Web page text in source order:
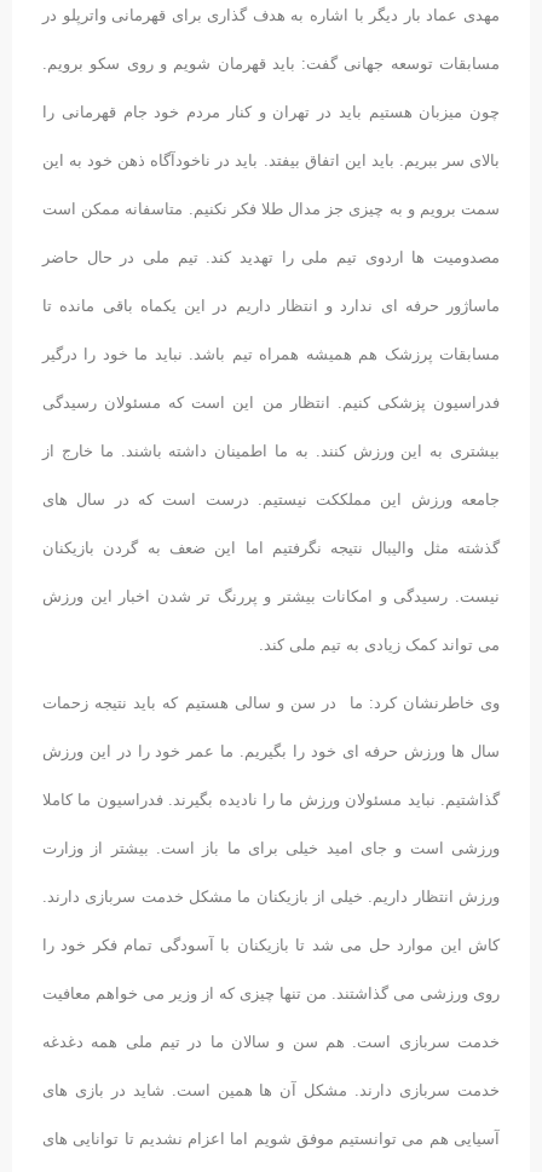
مهدی عماد بار دیگر با اشاره به هدف گذاری برای قهرمانی واترپلو در
مسابقات توسعه جهانی گفت: باید قهرمان شویم و روی سکو برویم.
چون میزبان هستیم باید در تهران و کنار مردم خود جام قهرمانی را
بالای سر ببریم. باید این اتفاق بیفتد. باید در ناخودآگاه ذهن خود به این
سمت برویم و به چیزی جز مدال طلا فکر نکنیم. متاسفانه ممکن است
مصدومیت ها اردوی تیم ملی را تهدید کند. تیم ملی در حال حاضر
ماساژور حرفه ای ندارد و انتظار داریم در این یکماه باقی مانده تا
مسابقات پرزشک هم همیشه همراه تیم باشد. نباید ما خود را درگیر
فدراسیون پزشکی کنیم. انتظار من این است که مسئولان رسیدگی
بیشتری به این ورزش کنند. به ما اطمینان داشته باشند. ما خارج از
جامعه ورزش این مملککت نیستیم. درست است که در سال های
گذشته مثل والیبال نتیجه نگرفتیم اما این ضعف به گردن بازیکنان
نیست. رسیدگی و امکانات بیشتر و پررنگ تر شدن اخبار این ورزش
می تواند کمک زیادی به تیم ملی کند.
وی خاطرنشان کرد: ما در سن و سالی هستیم که باید نتیجه زحمات
سال ها ورزش حرفه ای خود را بگیریم. ما عمر خود را در این ورزش
گذاشتیم. نباید مسئولان ورزش ما را نادیده بگیرند. فدراسیون ما کاملا
ورزشی است و جای امید خیلی برای ما باز است. بیشتر از وزارت
ورزش انتظار داریم. خیلی از بازیکنان ما مشکل خدمت سربازی دارند.
کاش این موارد حل می شد تا بازیکنان با آسودگی تمام فکر خود را
روی ورزشی می گذاشتند. من تنها چیزی که از وزیر می خواهم معافیت
خدمت سربازی است. هم سن و سالان ما در تیم ملی همه دغدغه
خدمت سربازی دارند. مشکل آن ها همین است. شاید در بازی های
آسیایی هم می توانستیم موفق شویم اما اعزام نشدیم تا توانایی های